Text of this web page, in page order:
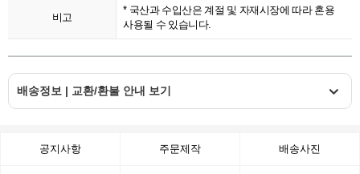
비고
* 국산과 수입산은 계절 및 자재시장에 따라 혼용
사용될 수 있습니다.
배송정보 | 교환/환불 안내 보기
공지사항 주문제작 배송사진